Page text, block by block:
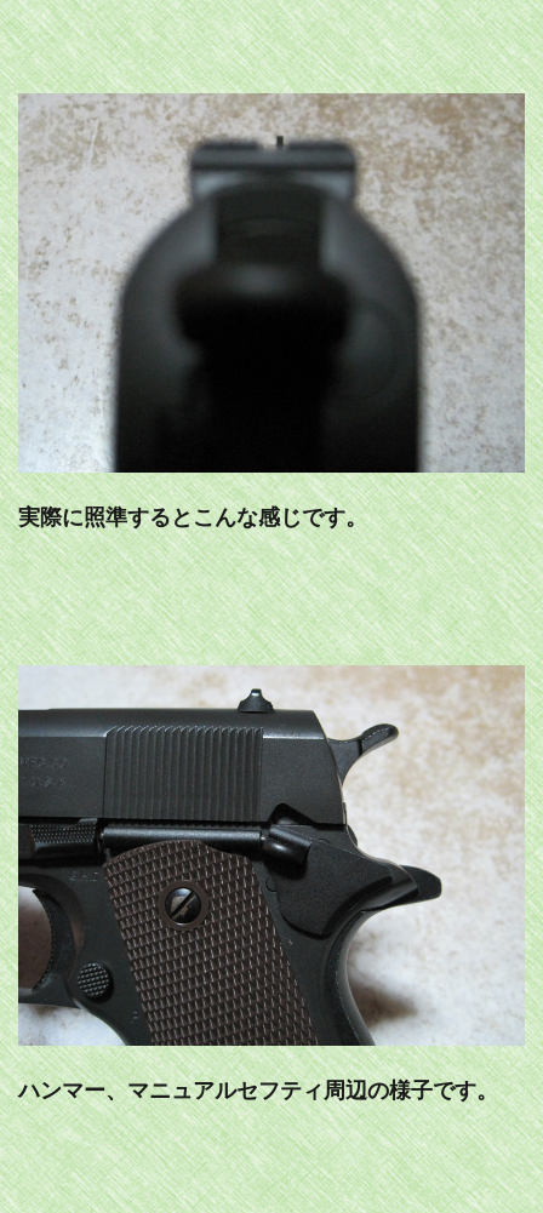
実際に照準するとこんな感じです。
ハンマー、マニュアルセフティ周辺の様子です。